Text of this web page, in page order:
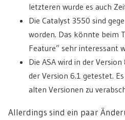
letzteren wurde es auch
Die Catalyst 3550 sind
worden. Das könnte beim
Feature” sehr interessant
Die ASA wird in der
der Version 6.1 getestet.
alten Versionen zu
Allerdings sind ein paar